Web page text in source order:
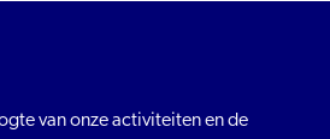
van onze activiteiten en de